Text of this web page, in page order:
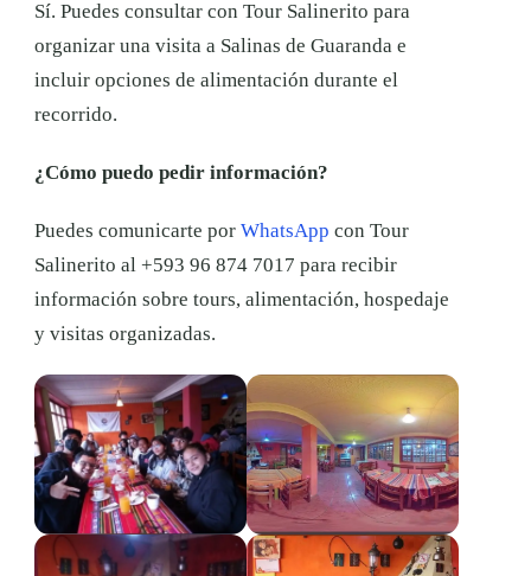
Sí. Puedes consultar con Tour Salinerito para
organizar una visita a Salinas de Guaranda e
incluir opciones de alimentación durante el
recorrido.
¿Cómo puedo pedir información?
Puedes comunicarte por WhatsApp con Tour
Salinerito al +593 96 874 7017 para recibir
información sobre tours, alimentación, hospedaje
y visitas organizadas.